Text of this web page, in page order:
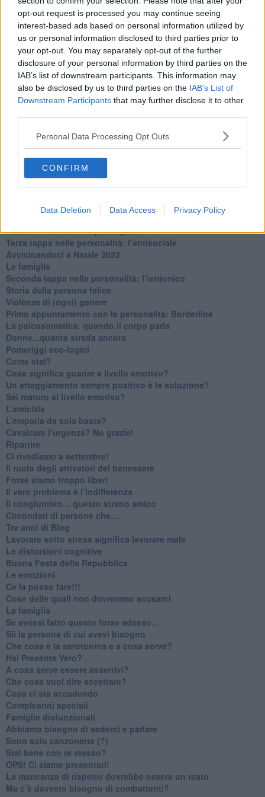
opt-out request is processed you may continue seeing
interest-based ads based on personal information utilized by
us or personal information disclosed to third parties prior to
your opt-out. You may separately opt-out of the further
disclosure of your personal information by third parties on the
IAB’s list of downstream participants. This information may
also be disclosed by us to third parties on the IAB’s List of
Downstream Participants that may further disclose it to other
Personal Data Processing Opt Outs
CONFIRM
Data Deletion Data Access Privacy Policy
​Clima ballerino e sbalzi d’umore
La maternità
​L’uomo o l’orso?
Non hanno un amico a teatro​
​Tutta una questione di rispetto
​Cose che ci esauriscono
​Vespa che passione!
​Lasciate ai vostri figli il diritto di piangere
​Parole d’amore regalate al vento
​Giornata del Fiocchetto Lilla
​Venerdì emozionalmente sostenibile
Ma ti ascolti?
Contornati di persone che…
Quarta tappa nelle personalità: il narcisista
​Iniziamo l’anno con il piede giusto
​Terza tappa nelle personalità: l’antisociale
​Avvicinandoci a Natale 2023
Le famiglie
Seconda tappa nelle personalità: l’istrionico
​Storia della persona felice
Violenze di (ogni) genere
​Primo appuntamento con le personalità: Borderline
La psicosomatica: quando il corpo parla
Donne...quanta strada ancora
​Pomeriggi eco-logici
​Come stai?
Cosa significa guarire a livello emotivo?
​Un atteggiamento sempre positivo è la soluzione?
​Sei maturo al livello emotivo?
​L’amicizia
​L’empatia da sola basta?
​Cavalcare l’urgenza? No grazie!
Ripartire
​Ci rivediamo a settembre!
​Il ruolo degli attivatori del benessere
​Forse siamo troppo liberi
​Il vero problema è l’indifferenza
​Il congiuntivo… questo strano amico
​Circondati di persone che…
​Tre anni di Blog
​Lavorare sotto stress significa lavorare male
​Le distorsioni cognitive
​Buona Festa della Repubblica
Le emozioni
​Ce la posso fare!!!
​Cose delle quali non dovremmo scusarci
​La famiglia
​Se avessi fatto questo forse adesso…
​Sii la persona di cui avevi bisogno
Che cosa è la serotonina e a cosa serve?
​Hai Presente Vero?
A cosa serve essere assertivi?
​Che cosa vuol dire accettare?
​Cosa ci sta accadendo
​Compleanni speciali
​Famiglie disfunzionali
​Abbiamo bisogno di sederci e parlare
Sono solo canzonette (?)
​Stai bene con te stesso?
​OPS! Ci siamo presentati!
​La mancanza di rispetto dovrebbe essere un reato
​Ma c’è davvero bisogno di combattenti?